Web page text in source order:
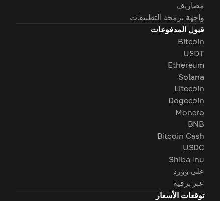
مصاريف
واجهة برمجة التطبيقات
قبول المدفوعات
Bitcoin
USDT
Ethereum
Solana
Litecoin
Dogecoin
Monero
BNB
Bitcoin Cash
USDC
Shiba Inu
على وورد
عبر برقية
توقعات الأسعار